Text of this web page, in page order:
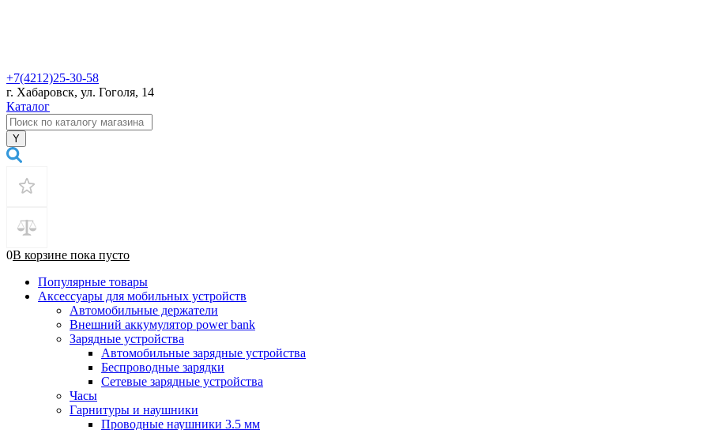
+7(4212)25-30-58
г. Хабаровск, ул. Гоголя, 14
Каталог
0В корзине пока пусто
Популярные товары
Аксессуары для мобильных устройств
Автомобильные держатели
Внешний аккумулятор power bank
Зарядные устройства
Автомобильные зарядные устройства
Беспроводные зарядки
Сетевые зарядные устройства
Часы
Гарнитуры и наушники
Проводные наушники 3.5 мм